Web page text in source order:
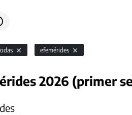
efemérides
2026 (primer